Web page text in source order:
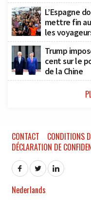
L’Espagne
mettre fin
les
Trump
cent sur le
de la Chine
CONTACT
CONDITIONS
DÉCLARATION DE
Nederlands